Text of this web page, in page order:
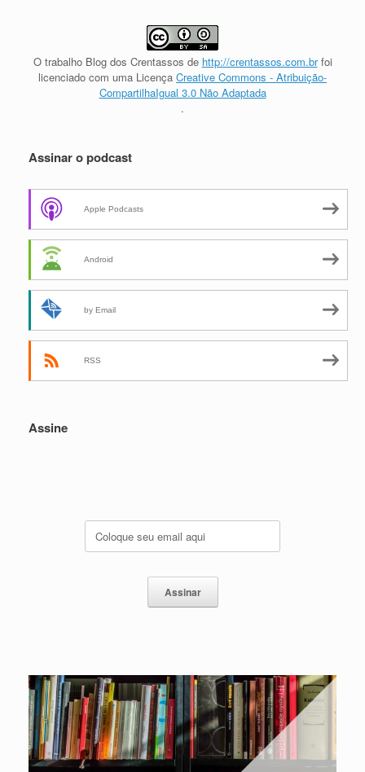
O trabalho Blog dos Crentassos de http://crentassos.com.brfoi
licenciado com uma Licença Creative Commons - Atribuição-
CompartilhaIgual 3.0 Não Adaptada
.
Assinar o podcast
Apple Podcasts
Android
by Email
RSS
Assine